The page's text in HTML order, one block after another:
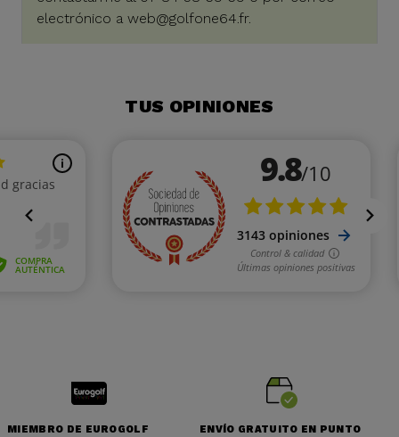
electrónico a web@golfone64.fr.
TUS OPINIONES
MIEMBRO DE EUROGOLF
ENVÍO GRATUITO EN PUNTO